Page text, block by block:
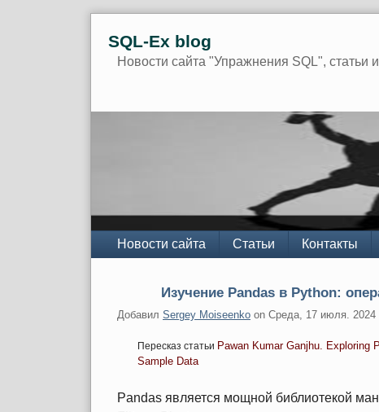
SQL-Ex blog
Новости сайта "Упражнения SQL", статьи
Navigation
Новости сайта Статьи Контакты
Изучение Pandas в Python:
Добавил Sergey Moiseenko on Среда, 17 июля. 2024
Пересказ статьи Pawan Kumar Ganjhu. Exploring
Sample Data
Pandas является мощной библиотекой